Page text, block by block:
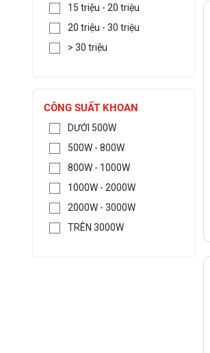
15 triệu - 20 triệu
20 triệu - 30 triệu
> 30 triệu
CÔNG SUẤT KHOAN
DƯỚI 500W
500W - 800W
800W - 1000W
1000W - 2000W
2000W - 3000W
TRÊN 3000W